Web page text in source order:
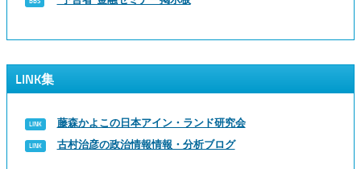
LINK集
藤森かよこの日本アイン・ランド研究会
古村治彦の政治情報情報・分析ブログ